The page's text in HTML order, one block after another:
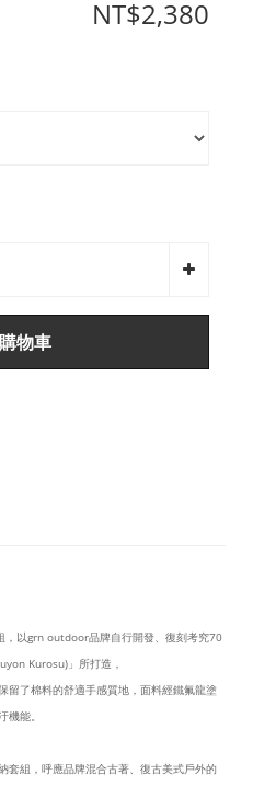
NT$2,380
物車
以grn outdoor品牌自行開發、復刻考究70
Kurosu)」所打造，
留了棉料的舒適手感質地，面料經鐵氟龍塗
能。
套組 ， 呼應品牌混合古著、復古美式戶外的